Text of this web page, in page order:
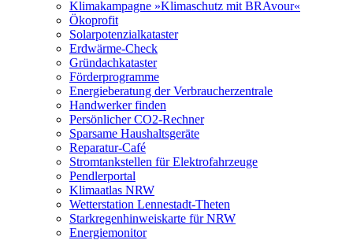
Klimakampagne »Klimaschutz mit BRAvour«
Ökoprofit
Solarpotenzialkataster
Erdwärme-Check
Gründachkataster
Förderprogramme
Energieberatung der Verbraucherzentrale
Handwerker finden
Persönlicher CO2-Rechner
Sparsame Haushaltsgeräte
Reparatur-Café
Stromtankstellen für Elektrofahrzeuge
Pendlerportal
Klimaatlas NRW
Wetterstation Lennestadt-Theten
Starkregenhinweiskarte für NRW
Energiemonitor